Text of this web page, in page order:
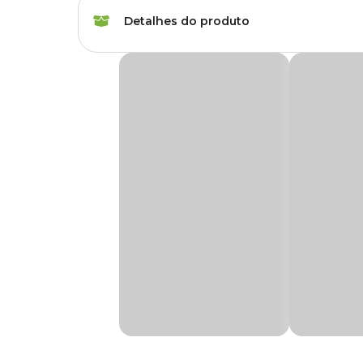
Gênero Unissex
Detalhes do produto